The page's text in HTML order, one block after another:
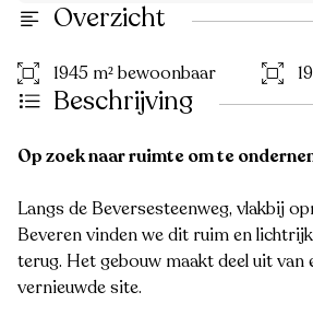
Overzicht
1945 m² bewoonbaar
Beschrijving
Op zoek naar ruimte om te
Langs de Beversesteenweg, vlakbij
Beveren vinden we dit ruim en
terug. Het gebouw maakt deel uit van
vernieuwde site.